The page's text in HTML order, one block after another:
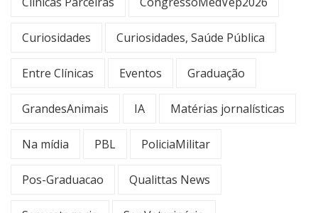
Curiosidades Curiosidades, Saúde Pública
Entre Clínicas Eventos Graduação
GrandesAnimais IA Matérias jornalísticas
Na mídia PBL PoliciaMilitar
Pos-Graduacao Qualittas News